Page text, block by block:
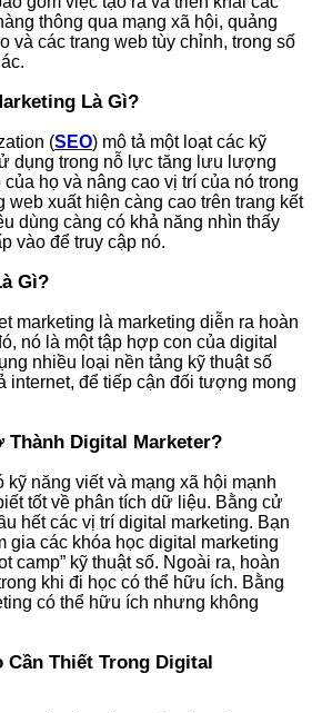
thông qua mạng xã hội, quảng
và các trang web tùy chỉnh, trong số
Là Gì?
(SEO) mô tả một loạt các kỹ
dụng trong nỗ lực tăng lưu lượng
họ và nâng cao vị trí của nó trong
web xuất hiện càng cao trên trang kết
dùng càng có khả năng nhìn thấy
vào để truy cập nó.
Gì?
marketing là marketing diễn ra hoàn
nó là một tập hợp con của digital
nhiều loại nền tảng kỹ thuật số
internet, để tiếp cận đối tượng mong
Thành Digital Marketer?
kỹ năng viết và mạng xã hội mạnh
tốt về phân tích dữ liệu. Bằng cử
hết các vị trí digital marketing. Bạn
gia các khóa học digital marketing
camp” kỹ thuật số. Ngoài ra, hoàn
khi đi học có thể hữu ích. Bằng
có thể hữu ích nhưng không
Cần Thiết Trong Digital